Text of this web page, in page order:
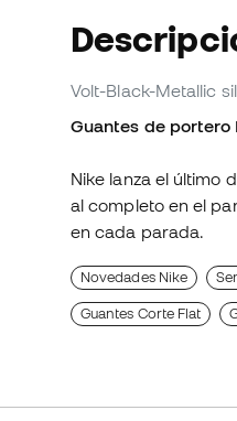
Volt-Black-Metallic
Guantes de portero
Nike lanza el último
al completo en el
en cada parada.
Novedades Nike
Guantes Corte Flat